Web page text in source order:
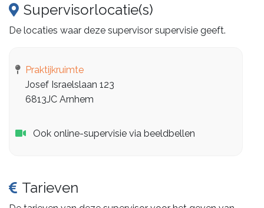
Supervisorlocatie(s)
De locaties waar deze supervisor supervisie geeft.
Praktijkruimte
Josef Israelslaan 123
6813JC Arnhem
Ook online-supervisie via beeldbellen
Tarieven